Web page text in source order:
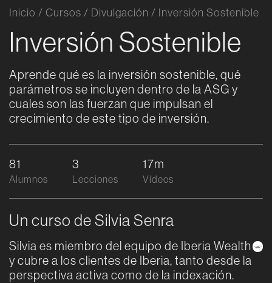
Inicio / Cursos / Divulgación / Inversión Sostenible
Inversión Sostenible
Aprende qué es la inversión sostenible, qué
parámetros se incluyen dentro de la ASG y
cuales son las fuerzan que impulsan el
crecimiento de este tipo de inversión.
81
Alumnos
3
Lecciones
17m
Vídeos
Un curso de Silvia Senra
Silvia es miembro del equipo de Iberia Wealth
y cubre a los clientes de Iberia, tanto desde la
perspectiva activa como de la indexación.